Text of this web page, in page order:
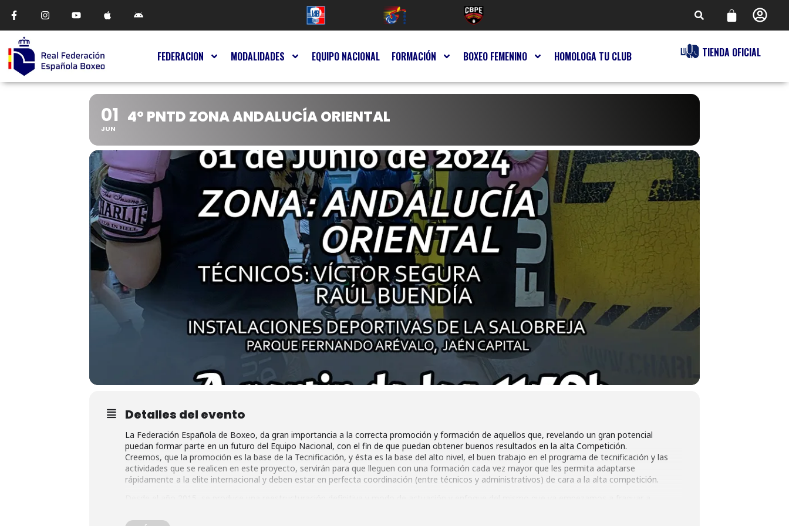
FEDERACION MODALIDADES EQUIPO NACIONAL FORMACIÓN BOXEO FEMENINO HOMOLOGA TU CLUB TIENDA OFICIAL
01
JUN
4º PNTD ZONA ANDALUCÍA ORIENTAL
Detalles del evento
La Federación Española de Boxeo, da gran importancia a la correcta promoción y formación de aquellos que, revelando un gran potencial
puedan formar parte en un futuro del Equipo Nacional, con el fin de que puedan obtener buenos resultados en la alta Competición.
Creemos, que la promoción es la base de la Tecnificación, y ésta es la base del alto nivel, el buen trabajo en el programa de tecnificación y las
actividades que se realicen en este proyecto, servirán para que lleguen con una formación cada vez mayor que les permita adaptarse
rápidamente a la elite internacional y deben estar en perfecta coordinación (entre técnicos y administrativos) de cara a la alta competición.
El Programa Nacional de Tecnificación Deportiva está destinado a todas las Federaciones Autonómicas.